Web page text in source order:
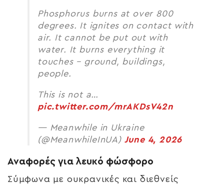
Phosphorus burns at over 800
degrees. It ignites on contact with
air. It cannot be put out with
water. It burns everything it
touches – ground, buildings,
people.
This is not a…
pic.twitter.com/mrAKDsV42n
— Meanwhile in Ukraine
(@MeanwhileInUA) June 4, 2026
Αναφορές για λευκό φώσφορο
Σύμφωνα με ουκρανικές και διεθνείς